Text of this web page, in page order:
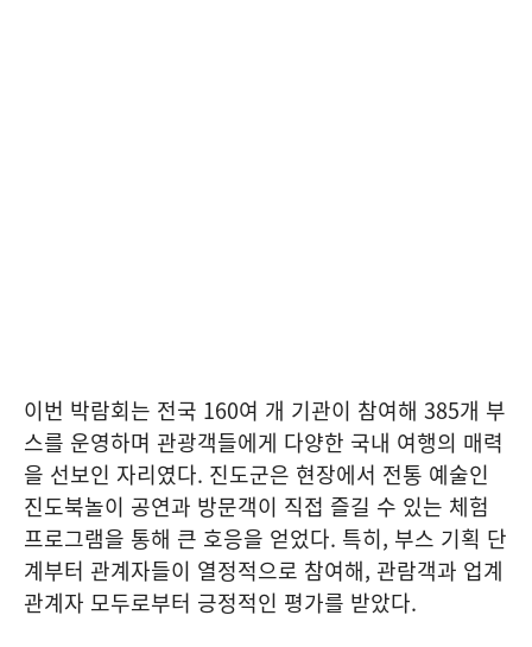
이번 박람회는 전국 160여 개 기관이 참여해 385개 부
스를 운영하며 관광객들에게 다양한 국내 여행의 매력
을 선보인 자리였다. 진도군은 현장에서 전통 예술인
진도북놀이 공연과 방문객이 직접 즐길 수 있는 체험
프로그램을 통해 큰 호응을 얻었다. 특히, 부스 기획 단
계부터 관계자들이 열정적으로 참여해, 관람객과 업계
관계자 모두로부터 긍정적인 평가를 받았다.